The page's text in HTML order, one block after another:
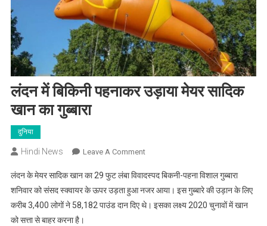
लंदन में बिकिनी पहनाकर उड़ाया मेयर सादिक
खान का गुब्बारा
दुनिया
Hindi News Leave A CommentOn
में
बिकिनी
पहनाकर
लंदन के मेयर सादिक खान का 29 फुट लंबा विवादस्पद बिकनी-पहना विशाल गुब्बारा
शनिवार को संसद स्क्वायर के ऊपर उड़ता हुआ नजर आया। इस गुब्बारे की उड़ान के लिए
करीब 3,400 लोगों ने 58,182 पाउंड दान दिए थे। इसका लक्ष्य 2020 चुनावों में खान
को सत्ता से बाहर करना है।